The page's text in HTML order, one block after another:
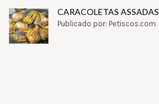
CARACOLETAS ASSADAS
Publicado por: Petiscos.com